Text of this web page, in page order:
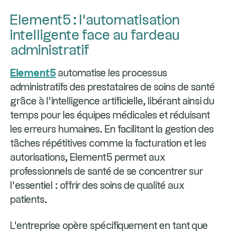
Element5 : l'automatisation
intelligente face au fardeau
administratif
Element5 automatise les processus
administratifs des prestataires de soins de santé
grâce à l'intelligence artificielle, libérant ainsi du
temps pour les équipes médicales et réduisant
les erreurs humaines. En facilitant la gestion des
tâches répétitives comme la facturation et les
autorisations, Element5 permet aux
professionnels de santé de se concentrer sur
l’essentiel : offrir des soins de qualité aux
patients.
L'entreprise opère spécifiquement en tant que